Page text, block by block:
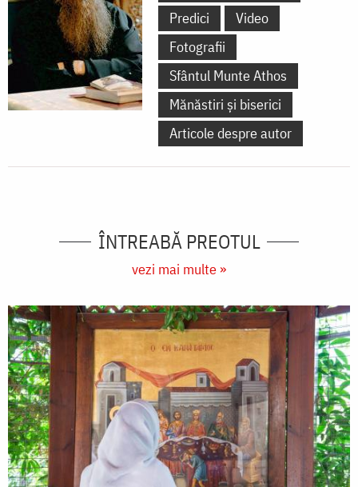
Predici
Video
Fotografii
Sfântul Munte Athos
Mănăstiri și biserici
Articole despre autor
ÎNTREABĂ PREOTUL
vezi mai multe »